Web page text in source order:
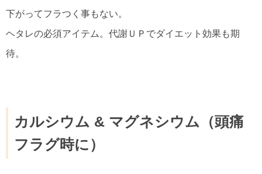
下がってフラつく事もない。
ヘタレの必須アイテム。代謝ＵＰでダイエット効果も期
待。
カルシウム & マグネシウム（頭痛
フラグ時に）